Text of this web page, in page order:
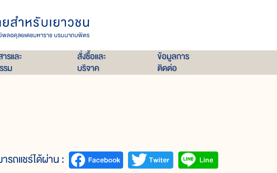
รและ
รม
สั่งซื้อและ
บริจาค
ข้อมูลการ
ติดต่อ
รถแชร์ได้ผ่าน :